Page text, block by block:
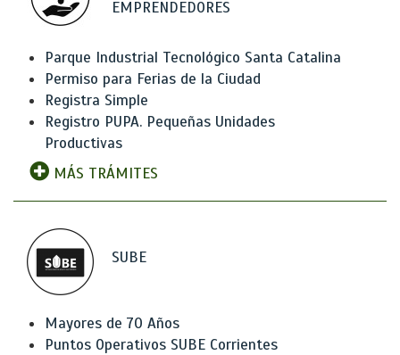
EMPRENDEDORES
Parque Industrial Tecnológico Santa Catalina
Permiso para Ferias de la Ciudad
Registra Simple
Registro PUPA. Pequeñas Unidades
Productivas
MÁS TRÁMITES
SUBE
Mayores de 70 Años
Puntos Operativos SUBE Corrientes